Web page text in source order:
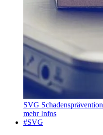
SVG Schadensprävention
mehr Infos
#SVG